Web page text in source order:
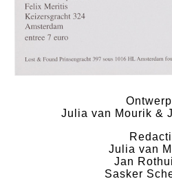
Julia van Mourik &
Julia van
Jan
Sasker